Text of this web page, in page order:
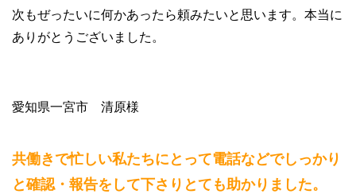
次もぜったいに何かあったら頼みたいと思います。本当に
ありがとうございました。
愛知県一宮市 清原様
共働きで忙しい私たちにとって電話などでしっかり
と確認・報告をして下さりとても助かりました。